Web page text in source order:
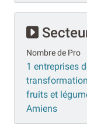
Nombre de Pro
1 entreprises
fruits et
Amiens